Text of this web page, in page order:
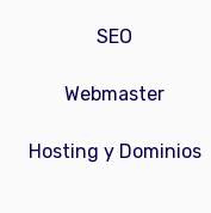
SEO
Webmaster
Hosting y Dominios